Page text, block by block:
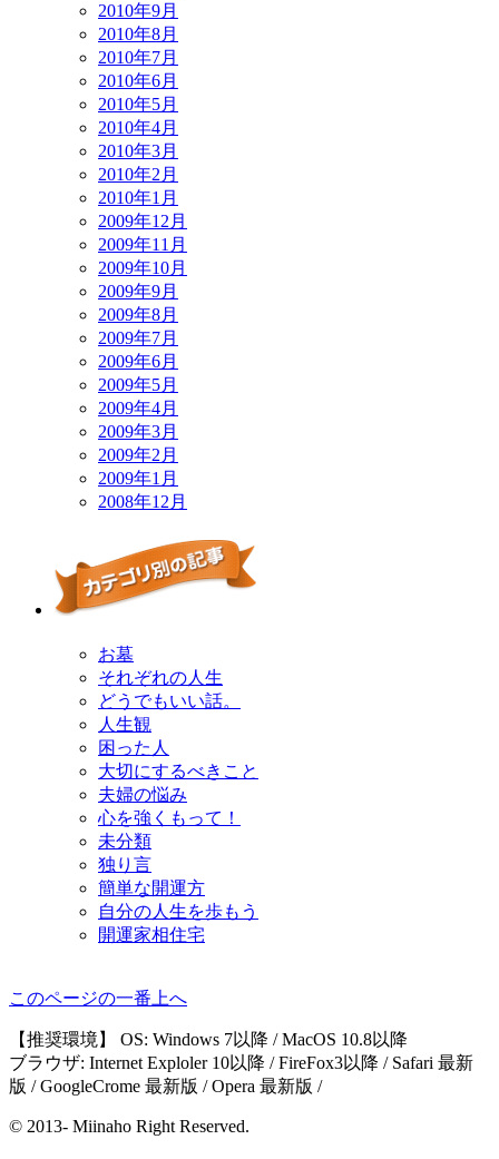
2010年9月
2010年8月
2010年7月
2010年6月
2010年5月
2010年4月
2010年3月
2010年2月
2010年1月
2009年12月
2009年11月
2009年10月
2009年9月
2009年8月
2009年7月
2009年6月
2009年5月
2009年4月
2009年3月
2009年2月
2009年1月
2008年12月
お墓
それぞれの人生
どうでもいい話。
人生観
困った人
大切にするべきこと
夫婦の悩み
心を強くもって！
未分類
独り言
簡単な開運方
自分の人生を歩もう
開運家相住宅
このページの一番上へ
【推奨環境】 OS: Windows 7以降 / MacOS 10.8以降
ブラウザ: Internet Exploler 10以降 / FireFox3以降 / Safari 最新
版 / GoogleCrome 最新版 / Opera 最新版 /
© 2013- Miinaho Right Reserved.